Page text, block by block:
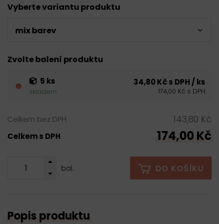
Vyberte variantu produktu
mix barev
Zvolte balení produktu
5 ks
skladem
34,80 Kč s DPH / ks
174,00 Kč s DPH
Celkem bez DPH 143,80 Kč
Celkem s DPH 174,00 Kč
bal. DO KOŠÍKU
Popis produktu